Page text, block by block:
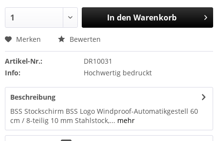
In den Warenkorb
Merken Bewerten
Artikel-Nr.:
DR10031
Info:
Hochwertig bedruckt
Beschreibung
BSS Stockschirm BSS Logo Windproof-Automatikgestell 60
cm / 8-teilig 10 mm Stahlstock,... mehr